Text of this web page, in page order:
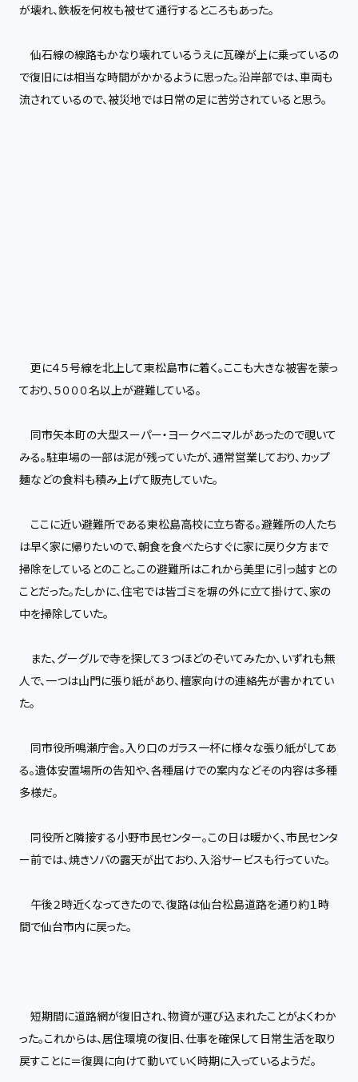
が壊れ、鉄板を何枚も被せて通行するところもあった。
仙石線の線路もかなり壊れているうえに瓦礫が上に乗っているの
で復旧には相当な時間がかかるように思った。沿岸部では、車両も
流されているので、被災地では日常の足に苦労されていると思う。
更に４５号線を北上して東松島市に着く。ここも大きな被害を蒙っ
ており、５０００名以上が避難している。
同市矢本町の大型スーパー・ヨークベニマルがあったので覗いて
みる。駐車場の一部は泥が残っていたが、通常営業しており、カップ
麺などの食料も積み上げて販売していた。
ここに近い避難所である東松島高校に立ち寄る。避難所の人たち
は早く家に帰りたいので、朝食を食べたらすぐに家に戻り夕方まで
掃除をしているとのこと。この避難所はこれから美里に引っ越すとの
ことだった。たしかに、住宅では皆ゴミを塀の外に立て掛けて、家の
中を掃除していた。
また、グーグルで寺を探して３つほどのぞいてみたか、いずれも無
人で、一つは山門に張り紙があり、檀家向けの連絡先が書かれてい
た。
同市役所鳴瀬庁舎。入り口のガラス一杯に様々な張り紙がしてあ
る。遺体安置場所の告知や、各種届けでの案内などその内容は多種
多様だ。
同役所と隣接する小野市民センター。この日は暖かく、市民センタ
ー前では、焼きソバの露天が出ており、入浴サービスも行っていた。
午後２時近くなってきたので、復路は仙台松島道路を通り約１時
間で仙台市内に戻った。
短期間に道路網が復旧され、物資が運び込まれたことがよくわか
った。これからは、居住環境の復旧、仕事を確保して日常生活を取り
戻すことに＝復興に向けて動いていく時期に入っているようだ。